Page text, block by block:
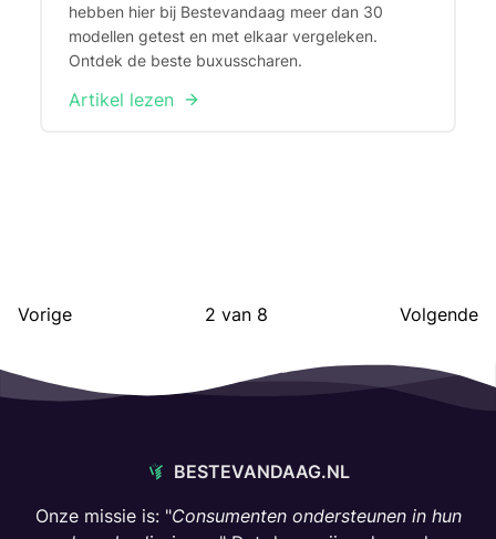
hebben hier bij Bestevandaag meer dan 30
modellen getest en met elkaar vergeleken.
Ontdek de beste buxusscharen.
Artikel lezen
Vorige 2 van 8 Volgende
BESTEVANDAAG.NL
Onze missie is: "Consumenten ondersteunen in hun